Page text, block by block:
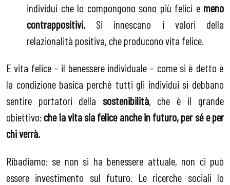
individui che lo compongono sono più felici e meno
contrappositivi. Si innescano i valori della
relazionalità positiva, che producono vita felice.
E vita felice – il benessere individuale – come si è detto è
la condizione basica perché tutti gli individui si debbano
sentire portatori della sostenibilità, che è il grande
obiettivo: che la vita sia felice anche in futuro, per sé e per
chi verrà.
Ribadiamo: se non si ha benessere attuale, non ci può
essere investimento sul futuro. Le ricerche sociali lo